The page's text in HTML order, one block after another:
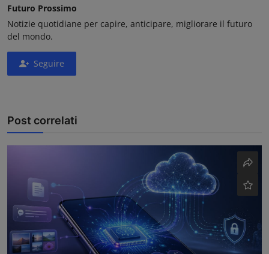
Futuro Prossimo
Notizie quotidiane per capire, anticipare, migliorare il futuro
del mondo.
Seguire
Post correlati